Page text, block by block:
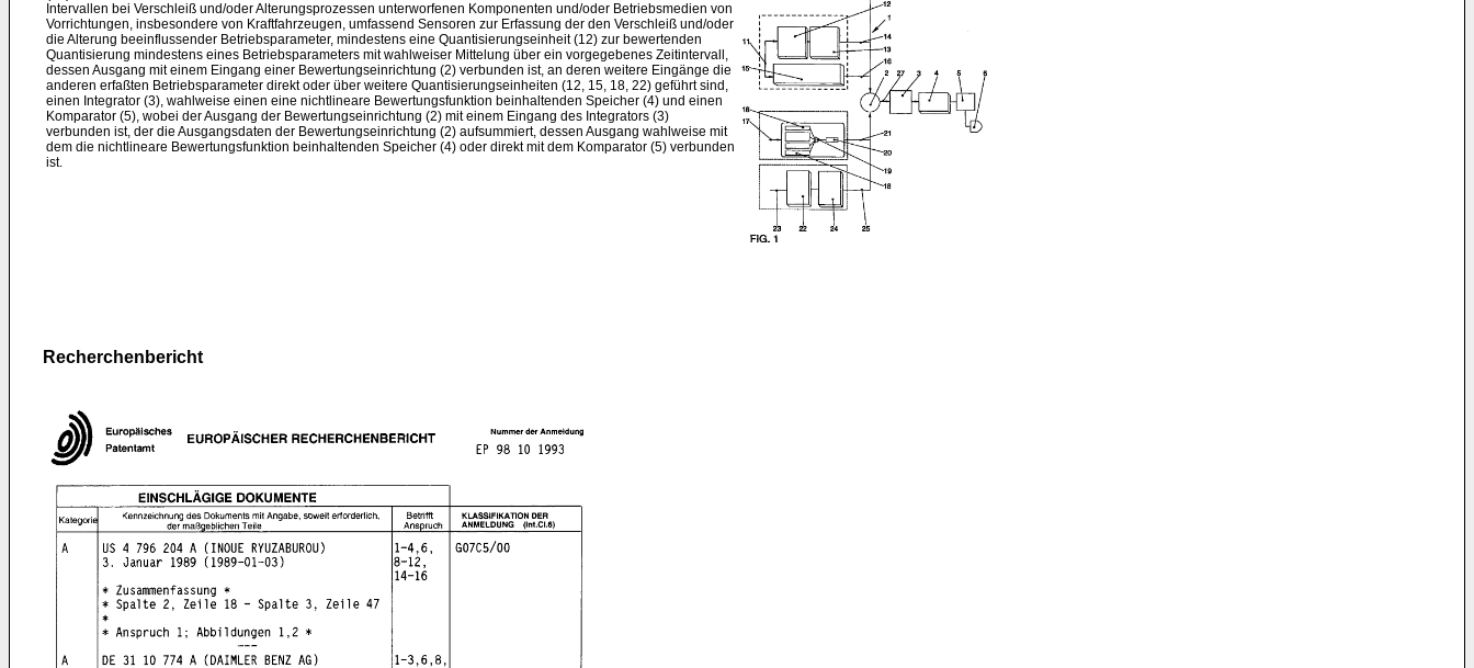
Intervallen bei Verschleiß und/oder Alterungsprozessen unterworfenen Komponenten und/oder Betriebsmedien von
Vorrichtungen, insbesondere von Kraftfahrzeugen, umfassend Sensoren zur Erfassung der den Verschleiß und/oder
die Alterung beeinflussender Betriebsparameter, mindestens eine Quantisierungseinheit (12) zur bewertenden
Quantisierung mindestens eines Betriebsparameters mit wahlweiser Mittelung über ein vorgegebenes Zeitintervall,
dessen Ausgang mit einem Eingang einer Bewertungseinrichtung (2) verbunden ist, an deren weitere Eingänge die
anderen erfaßten Betriebsparameter direkt oder über weitere Quantisierungseinheiten (12, 15, 18, 22) geführt sind,
einen Integrator (3), wahlweise einen eine nichtlineare Bewertungsfunktion beinhaltenden Speicher (4) und einen
Komparator (5), wobei der Ausgang der Bewertungseinrichtung (2) mit einem Eingang des Integrators (3)
verbunden ist, der die Ausgangsdaten der Bewertungseinrichtung (2) aufsummiert, dessen Ausgang wahlweise mit
dem die nichtlineare Bewertungsfunktion beinhaltenden Speicher (4) oder direkt mit dem Komparator (5) verbunden
ist.
Recherchenbericht